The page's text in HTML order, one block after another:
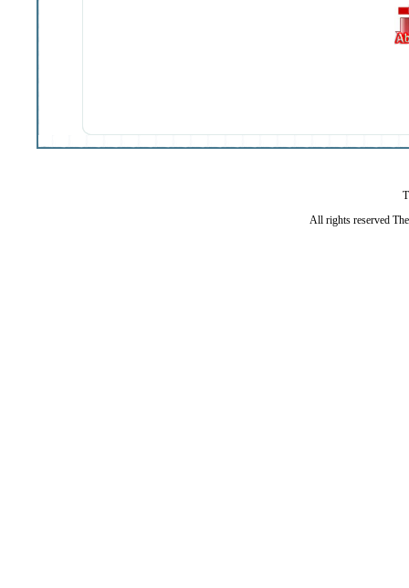
All rights reserved